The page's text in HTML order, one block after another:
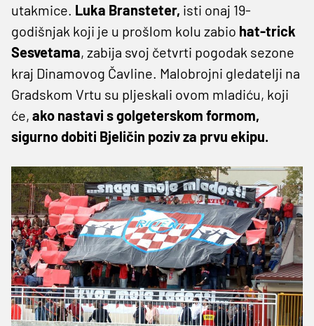
utakmice. Luka Bransteter, isti onaj 19-
godišnjak koji je u prošlom kolu zabio hat-trick
Sesvetama, zabija svoj četvrti pogodak sezone
kraj Dinamovog Čavline. Malobrojni gledatelji na
Gradskom Vrtu su pljeskali ovom mladiću, koji
će, ako nastavi s golgeterskom formom,
sigurno dobiti Bjeličin poziv za prvu ekipu.